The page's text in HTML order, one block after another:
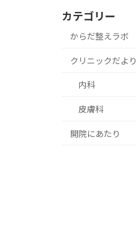
カテゴリー
からだ整えラボ
クリニックだより
内科
皮膚科
開院にあたり